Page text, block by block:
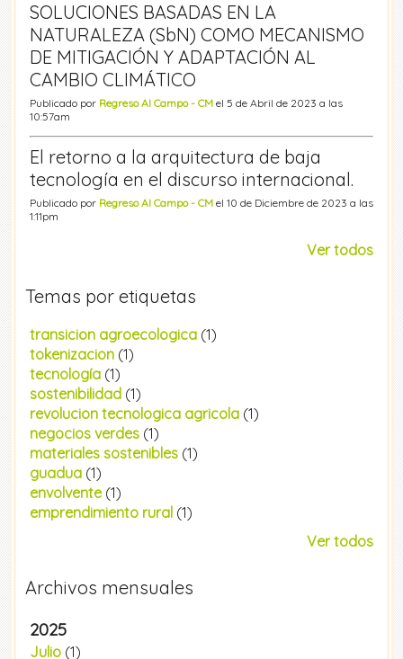
SOLUCIONES BASADAS EN LA
NATURALEZA (SbN) COMO MECANISMO
DE MITIGACIÓN Y ADAPTACIÓN AL
CAMBIO CLIMÁTICO
Publicado por Regreso Al Campo - CM el 5 de Abril de 2023 a las
10:57am
El retorno a la arquitectura de baja
tecnología en el discurso internacional.
Publicado por Regreso Al Campo - CM el 10 de Diciembre de 2023 a las
1:11pm
Ver todos
Temas por etiquetas
transicion agroecologica (1)
tokenizacion (1)
tecnología (1)
sostenibilidad (1)
revolucion tecnologica agricola (1)
negocios verdes (1)
materiales sostenibles (1)
guadua (1)
envolvente(1)
emprendimiento rural (1)
Ver todos
Archivos mensuales
2025
Julio (1)